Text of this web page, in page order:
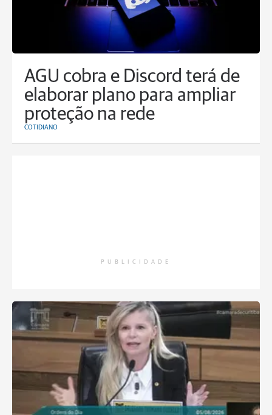
AGU cobra e Discord terá de
elaborar plano para ampliar
proteção na rede
COTIDIANO
PUBLICIDADE